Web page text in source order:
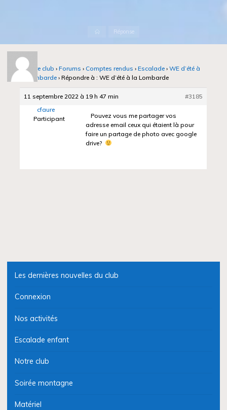
AccueilRéponse
Notre club › Forums › Comptes rendus › Escalade › WE d’été à
la Lombarde › Répondre à : WE d’été à la Lombarde
11 septembre 2022 à 19 h 47 min
#3185
cfaure
Participant
Pouvez vous me partager vos
adresse email ceux qui étaient là pour
faire un partage de photo avec google
drive?
Les dernières nouvelles du club
Connexion
Nos activités
Escalade enfant
Notre club
Soirée montagne
Matériel